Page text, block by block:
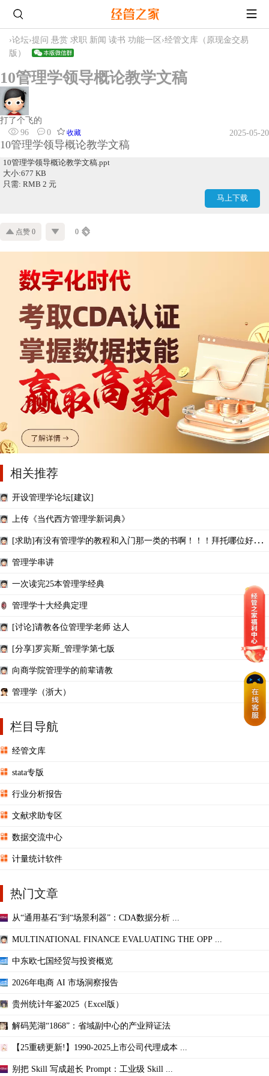
›论坛›提问 悬赏 求职 新闻 读书 功能一区 ›经管文库（原现金交易
版）
10管理学领导概论教学文稿
打了个飞的
96
0 收藏 2025-05-20
10管理学领导概论教学文稿
10管理学领导概论教学文稿.ppt
大小:677 KB
只需: RMB 2 元
马上下载
点赞 0 0
相关推荐
开设管理学论坛[建议]
上传《当代西方管理学新词典》
[求助]有没有管理学的教程和入门那一类的书啊！！！拜托哪位好心
管理学串讲
一次读完25本管理学经典
管理学十大经典定理
[讨论]请教各位管理学老师 达人
[分享]罗宾斯_管理学第七版
向商学院管理学的前辈请教
管理学（浙大）
栏目导航
经管文库
stata专版
行业分析报告
文献求助专区
数据交流中心
计量统计软件
热门文章
从“通用基石”到“场景利器”：CDA数据分析 ...
MULTINATIONAL FINANCE EVALUATING THE OPP ...
中东欧七国经贸与投资概览
2026年电商 AI 市场洞察报告
贵州统计年鉴2025（Excel版）
解码芜湖“1868”：省域副中心的产业辩证法
【25重磅更新!】1990-2025上市公司代理成本 ...
别把 Skill 写成超长 Prompt：工业级 Skill ...